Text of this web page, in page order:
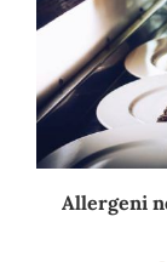
Allergeni